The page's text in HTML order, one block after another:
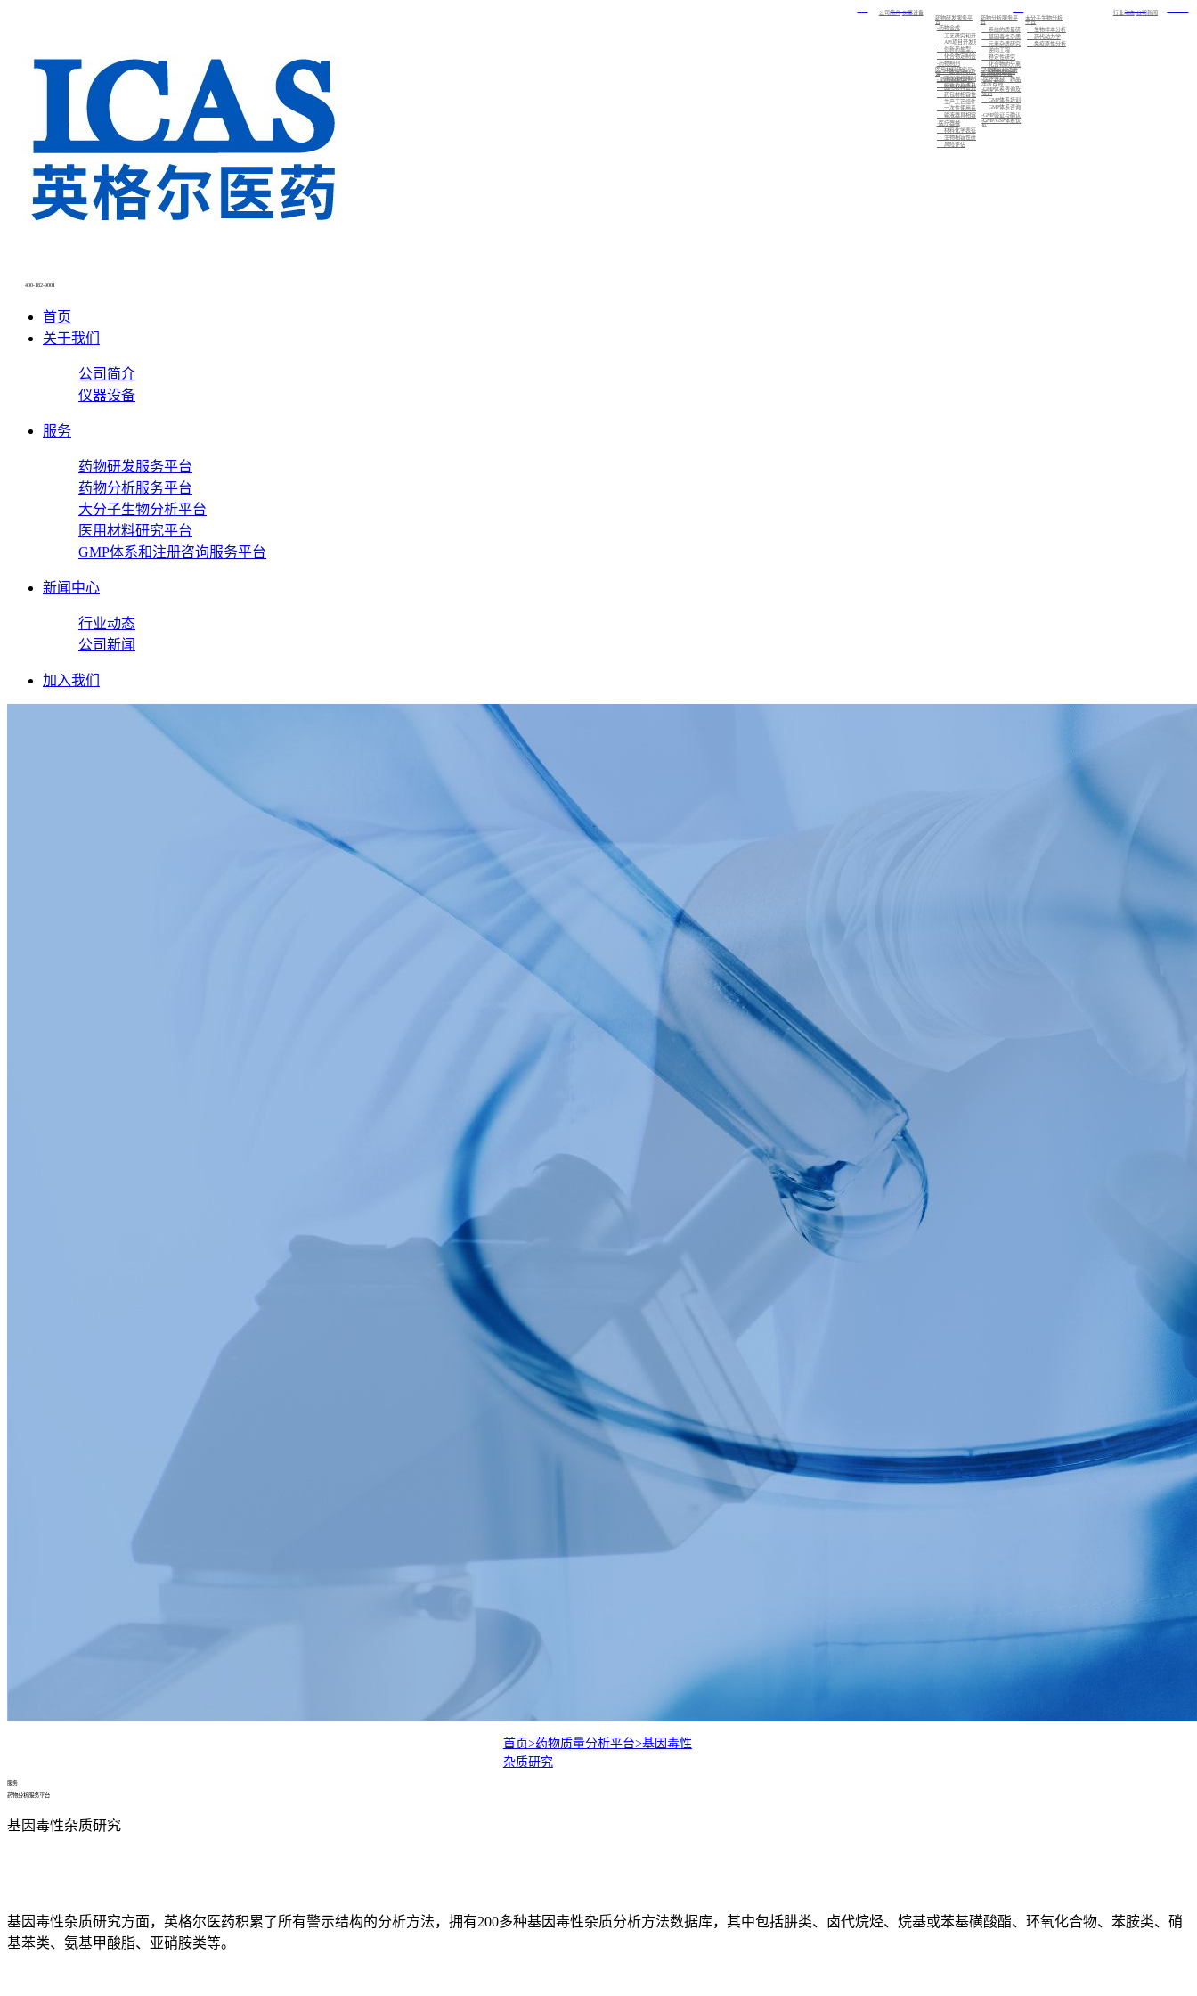
关于我们
公司简介 仪器设备
药物研发服务平
台
-药物合成
工艺研究和开发
API项目开发及注册备案
创新药盐型、晶型筛选及CMC业务
化合物定制合成
-药物制剂
一致性评价及仿制药的制剂开发
高端缓控释制剂开发
创新药及改良型新药的制剂开发
药物分析服务平
台
系统的质量研究
基因毒性杂质研究
元素杂质研究
逆向工程
稳定性研究
化合物的分离制备，已知化合物的结构确证，未知化合物的结构解析与鉴定
标准化检测
大分子生物分析
平台
生物样本分析
药代动力学
免疫原性分析
医用材料研究平
台
- 药包材相容性
医用材料密封性研究
药包材相容性研究
生产工艺组件相容性研究
一次性使用系统相容性研究
输液器具相容性研究
-医疗器械
材料化学表征
生物相容性研究
风险评估
GMP体系和注册
咨询服务平台
-医疗器械、药品
注册咨询
-GMP体系咨询及
培训
GMP体系培训
GMP体系咨询
-GMP验证与确认
-GMP/GSP体系认
证
新闻中心
行业动态 公司新闻
400-182-9001
首页
关于我们
公司简介
仪器设备
服务
药物研发服务平台
药物分析服务平台
大分子生物分析平台
医用材料研究平台
GMP体系和注册咨询服务平台
新闻中心
行业动态
公司新闻
加入我们
首页>药物质量分析平台>基因毒性
杂质研究
服务
药物分析服务平台
基因毒性杂质研究
基因毒性杂质研究方面，英格尔医药积累了所有警示结构的分析方法，拥有200多种基因毒性杂质分析方法数据库，其中包括肼类、卤代烷烃、烷基或苯基磺酸酯、环氧化合物、苯胺类、硝
基苯类、氨基甲酸脂、亚硝胺类等。